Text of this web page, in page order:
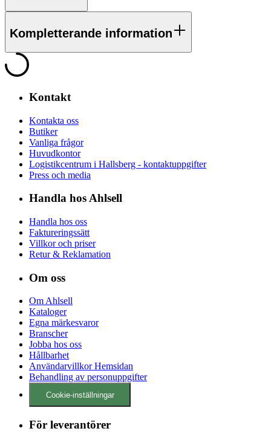
Kompletterande information
Kontakt
Kontakta oss
Butiker
Vanliga frågor
Huvudkontor
Logistikcentrum i Hallsberg - kontaktuppgifter
Press och media
Handla hos Ahlsell
Handla hos oss
Faktureringssätt
Villkor och priser
Retur & Reklamation
Om oss
Om Ahlsell
Kataloger
Egna märkesvaror
Branscher
Jobba hos oss
Hållbarhet
Användarvillkor Hemsidan
Behandling av personuppgifter
Cookie-inställningar
För leverantörer